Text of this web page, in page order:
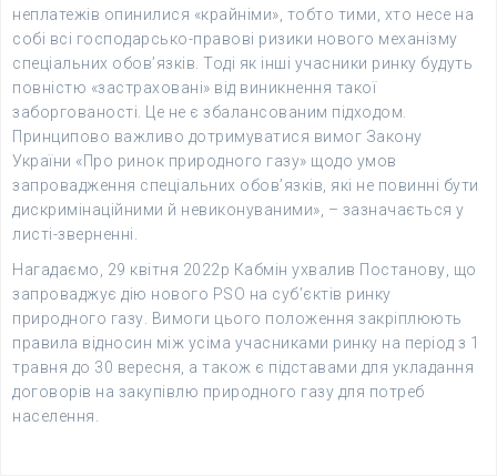
неплатежів опинилися «крайніми», тобто тими, хто несе на
собі всі господарсько-правові ризики нового механізму
спеціальних обов’язків. Тоді як інші учасники ринку будуть
повністю «застраховані» від виникнення такої
заборгованості. Це не є збалансованим підходом.
Принципово важливо дотримуватися вимог Закону
України «Про ринок природного газу» щодо умов
запровадження спеціальних обов’язків, які не повинні бути
дискримінаційними й невиконуваними», – зазначається у
листі-зверненні.
Нагадаємо, 29 квітня 2022р Кабмін ухвалив Постанову, що
запроваджує дію нового PSO на суб’єктів ринку
природного газу. Вимоги цього положення закріплюють
правила відносин між усіма учасниками ринку на період з 1
травня до 30 вересня, а також є підставами для укладання
договорів на закупівлю природного газу для потреб
населення.